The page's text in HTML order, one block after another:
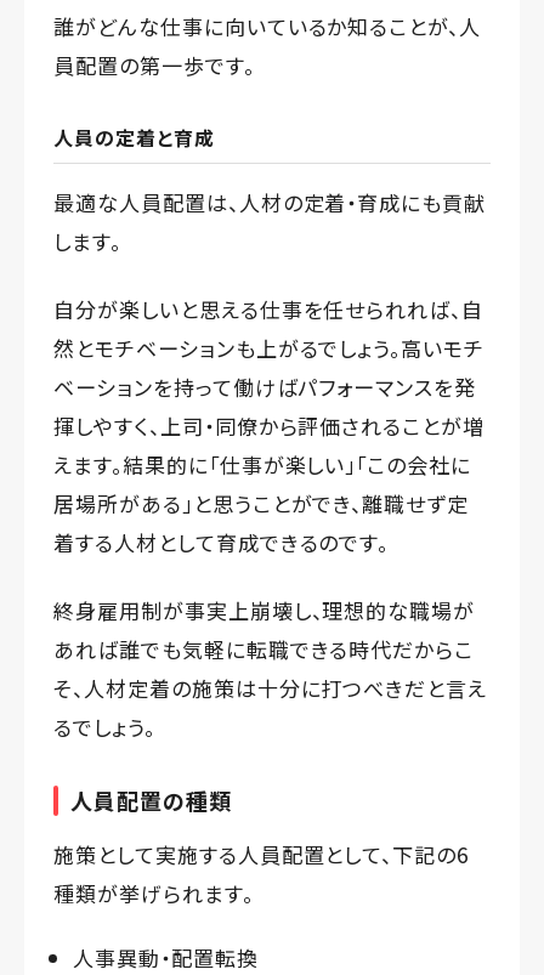
誰がどんな仕事に向いているか知ることが、人
員配置の第一歩です。
人員の定着と育成
最適な人員配置は、人材の定着・育成にも貢献
します。
自分が楽しいと思える仕事を任せられれば、自
然とモチベーションも上がるでしょう。高いモチ
ベーションを持って働けばパフォーマンスを発
揮しやすく、上司・同僚から評価されることが増
えます。結果的に「仕事が楽しい」「この会社に
居場所がある」と思うことができ、離職せず定
着する人材として育成できるのです。
終身雇用制が事実上崩壊し、理想的な職場が
あれば誰でも気軽に転職できる時代だからこ
そ、人材定着の施策は十分に打つべきだと言え
るでしょう。
人員配置の種類
施策として実施する人員配置として、下記の6
種類が挙げられます。
人事異動・配置転換